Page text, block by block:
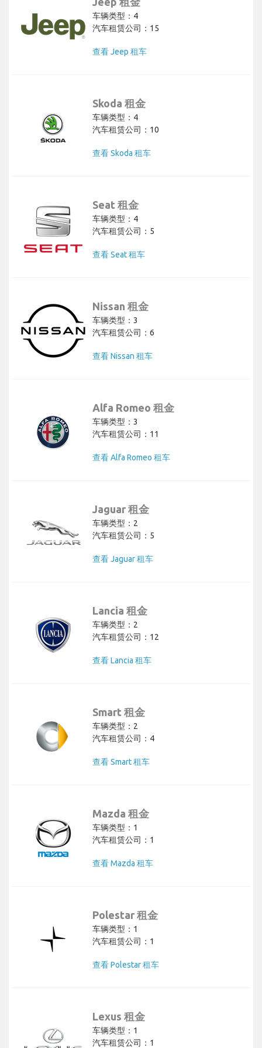
车辆类型：4
汽车租赁公司：15
查看 Jeep 租车
Skoda 租金
车辆类型：4
汽车租赁公司：10
查看 Skoda 租车
Seat 租金
车辆类型：4
汽车租赁公司：5
查看 Seat 租车
Nissan 租金
车辆类型：3
汽车租赁公司：6
查看 Nissan 租车
Alfa Romeo 租金
车辆类型：3
汽车租赁公司：11
查看 Alfa Romeo 租车
Jaguar 租金
车辆类型：2
汽车租赁公司：5
查看 Jaguar 租车
Lancia 租金
车辆类型：2
汽车租赁公司：12
查看 Lancia 租车
Smart 租金
车辆类型：2
汽车租赁公司：4
查看 Smart 租车
Mazda 租金
车辆类型：1
汽车租赁公司：1
查看 Mazda 租车
Polestar 租金
车辆类型：1
汽车租赁公司：1
查看 Polestar 租车
Lexus 租金
车辆类型：1
汽车租赁公司：1